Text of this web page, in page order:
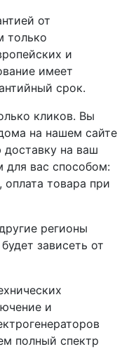
от
только
и
имеет
срок.
кликов. Вы
на нашем сайте
на ваш
для вас способом:
оплата товара при
регионы
зависеть от
и
полный спектр